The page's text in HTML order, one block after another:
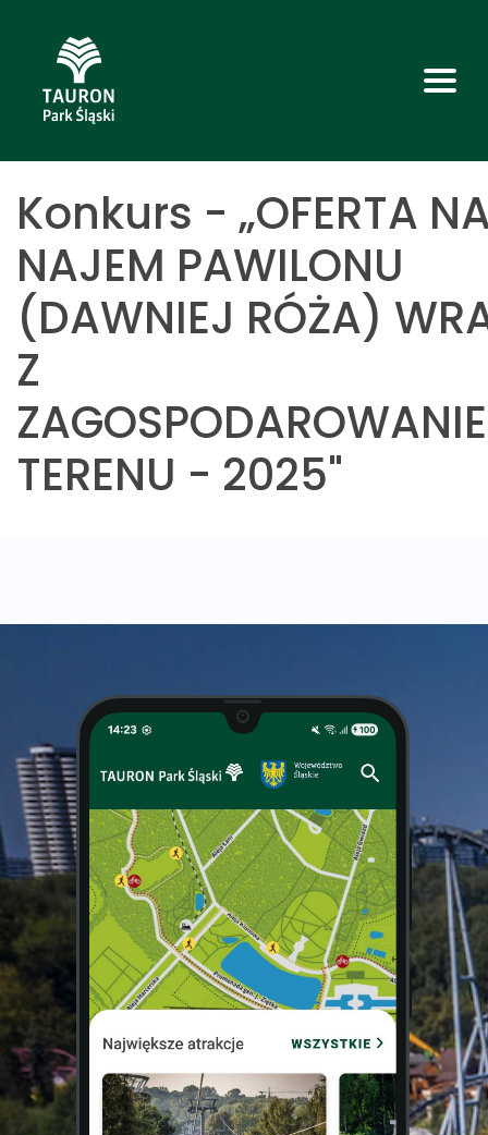
Konkurs - „OFERTA
NAJEM PAWILONU
(DAWNIEJ RÓŻA)
Z
TERENU - 2025"